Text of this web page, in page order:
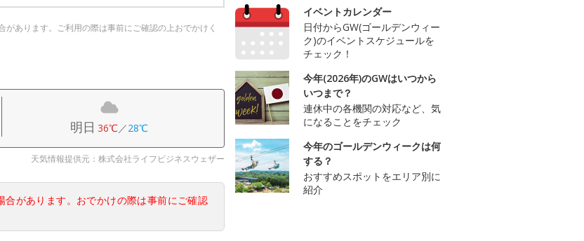
あります。ご利用の際は事前にご確認の上おでかけく
明日 36℃／28℃
天気情報提供元：株式会社ライフビジネスウェザー
があります。おでかけの際は事前にご確認
イベントカレンダー
日付からGW(ゴールデンウィー
ク)のイベントスケジュールを
チェック！
今年(2026年)のGWはいつから
いつまで？
連休中の各機関の対応など、気
になることをチェック
今年のゴールデンウィークは何
する？
おすすめスポットをエリア別に
紹介